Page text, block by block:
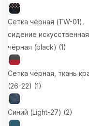
Сетка чёрная (TW-01),
сидение
чёрная (black) (1)
Сетка чёрная, ткань
(26-22) (1)
Синий (Light-27) (2)